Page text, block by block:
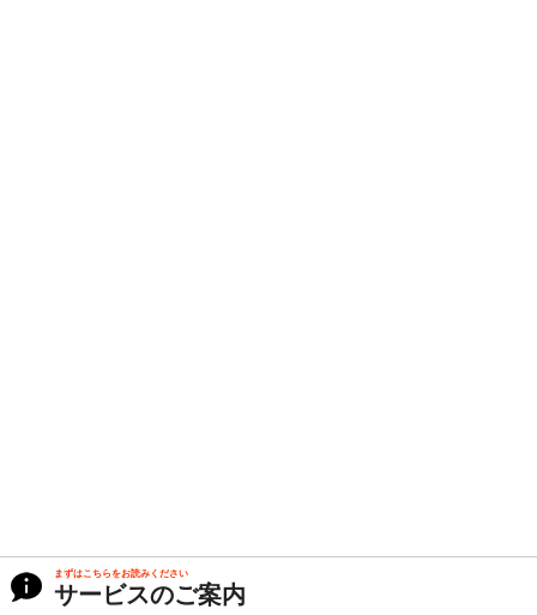
まずはこちらをお読みください
サービスのご案内